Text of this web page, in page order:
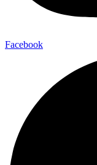
Facebook